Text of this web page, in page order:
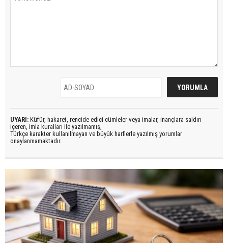
UYARI: Küfür, hakaret, rencide edici cümleler veya imalar, inançlara saldırı
içeren, imla kuralları ile yazılmamış,
Türkçe karakter kullanılmayan ve büyük harflerle yazılmış yorumlar
onaylanmamaktadır.